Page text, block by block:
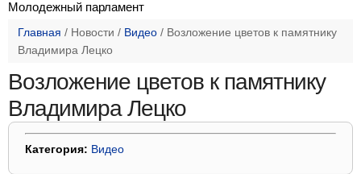
Молодежный парламент
Главная / Новости / Видео / Возложение цветов к памятнику
Владимира Лецко
Возложение цветов к памятнику
Владимира Лецко
Категория: Видео